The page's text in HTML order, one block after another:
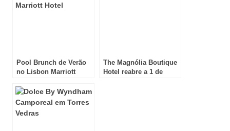
Pool Brunch de Verão
no Lisbon Marriott
The Magnólia Boutique
Hotel reabre a 1 de